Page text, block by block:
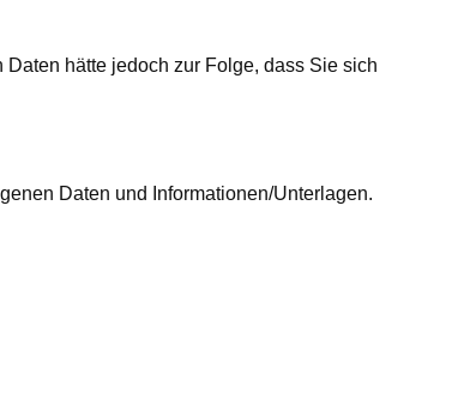
hätte jedoch zur Folge, dass Sie sich
Daten und Informationen/Unterlagen.